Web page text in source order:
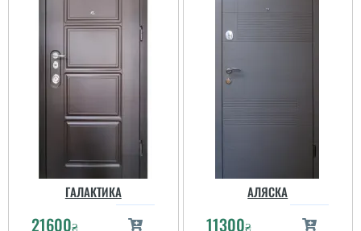
ГАЛАКТИКА
21600₴
АЛЯСКА
11300₴